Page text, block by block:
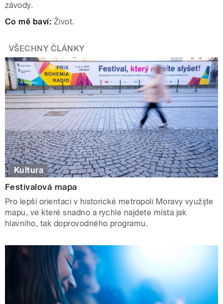
závody.
Co mě baví: Život.
VŠECHNY ČLÁNKY
Kultura
Festivalová mapa
Pro lepší orientaci v historické metropoli Moravy využijte
mapu, ve které snadno a rychle najdete místa jak
hlavního, tak doprovodného programu.